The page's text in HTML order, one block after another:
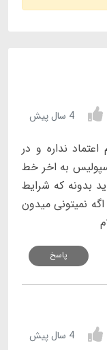
4 سال پیش
نداره و در
به اخر خط
بدونه که شرایط
اگه نمیتونی میدون
پاسخ
4 سال پیش